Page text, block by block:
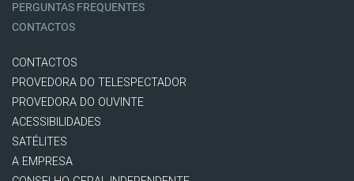
PERGUNTAS FREQUENTES
CONTACTOS
CONTACTOS
PROVEDORA DO TELESPECTADOR
PROVEDORA DO OUVINTE
ACESSIBILIDADES
SATÉLITES
A EMPRESA